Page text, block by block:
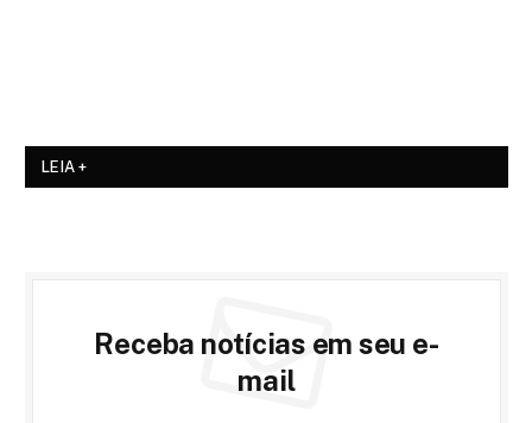
LEIA +
Receba notícias em seu e-
mail